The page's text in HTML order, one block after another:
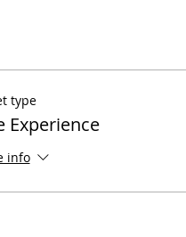
type
Experience
info